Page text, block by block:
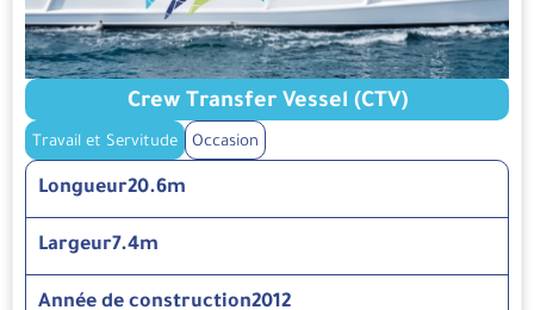
Crew Transfer Vessel (CTV)
Travail et Servitude Occasion
Longueur20.6m
Largeur7.4m
Année de construction2012